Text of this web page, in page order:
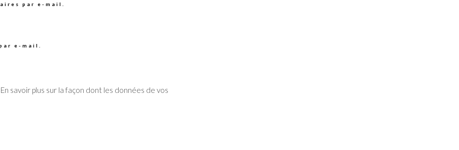
par e-mail.
e-mail.
En savoir plus sur la façon dont les données de vos